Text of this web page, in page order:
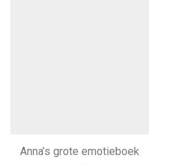
Anna’s grote emotieboek